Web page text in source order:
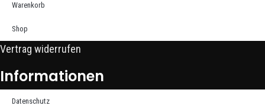
Warenkorb
Shop
Vertrag widerrufen
Informationen
Datenschutz